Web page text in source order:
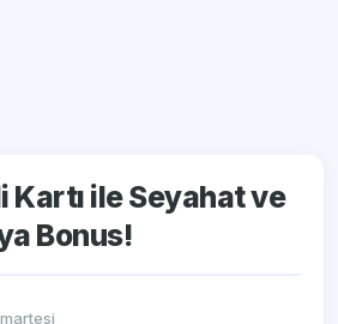
Kartı ile Seyahat ve
Bonus!